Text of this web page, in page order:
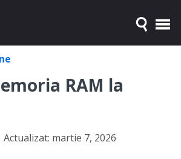
RAM la
Actualizat: martie 7, 2026